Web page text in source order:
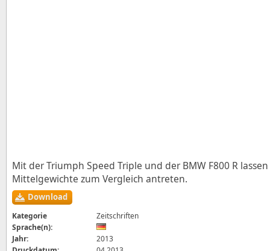
Mit der Triumph Speed Triple und der BMW F800 R
Mittelgewichte zum Vergleich antreten.
Download
Kategorie
Zeitschriften
Sprache(n):
Jahr:
2013